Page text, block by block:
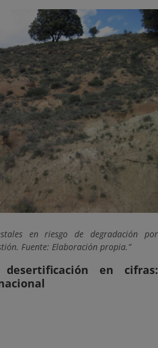
en riesgo de degradación por
Fuente: Elaboración propia.
en cifras: